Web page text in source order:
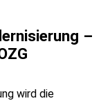
–
wird die